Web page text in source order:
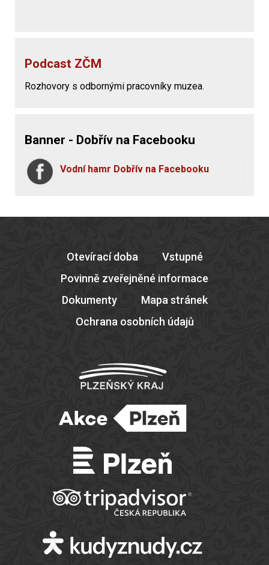
Podcast ZČM
Rozhovory s odbornými pracovníky muzea.
Banner - Dobřív na Facebooku
Vodní hamr Dobřív na Facebooku
Otevírací doba
Vstupné
Povinně zveřejněné informace
Dokumenty
Mapa stránek
Ochrana osobních údajů